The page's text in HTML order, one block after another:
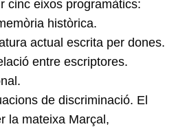
cinc eixos programàtics:
històrica.
actual escrita per dones.
entre escriptores.
de discriminació. El
la mateixa Marçal,